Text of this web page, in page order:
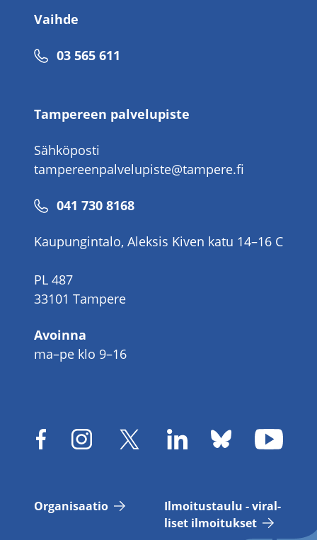
Vaihde
Puhelinnumero
03 565 611
Tampereen palvelupiste
Sähköposti
tampereenpalvelupiste@tampere.fi
Puhelinnumero
041 730 8168
Kaupungintalo, Aleksis Kiven katu 14–16 C
PL 487
33101 Tampere
Avoinna
ma–pe klo 9–16
Or­ga­ni­saa­tio
Il­moi­tus­tau­lu - vi­ral­
li­set il­moi­tuk­set